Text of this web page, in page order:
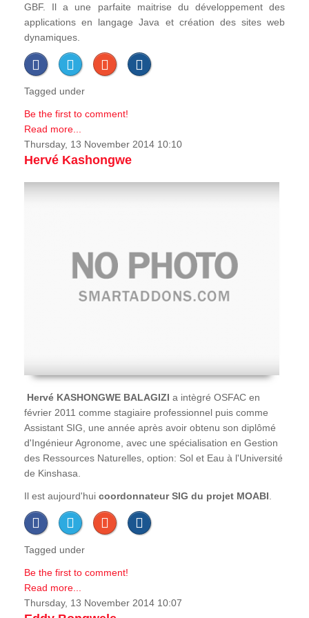
GBF. Il a une parfaite maitrise du développement des
applications en langage Java et création des sites web
dynamiques.
Tagged under
Be the first to comment!
Read more...
Thursday, 13 November 2014 10:10
Hervé Kashongwe
Hervé KASHONGWE BALAGIZI a intègré OSFAC en
février 2011 comme stagiaire professionnel puis comme
Assistant SIG, une année après avoir obtenu son diplômé
d'Ingénieur Agronome, avec une spécialisation en Gestion
des Ressources Naturelles, option: Sol et Eau à l'Université
de Kinshasa.
Il est aujourd'hui coordonnateur SIG du projet MOABI
Tagged under
Be the first to comment!
Read more...
Thursday, 13 November 2014 10:07